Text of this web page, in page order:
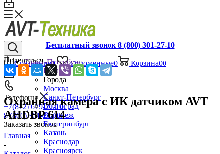
Сравнение0 Отложенные0 Корзина00
Телефоны
+7(812) 679-27-10
8 (800) 301-27-10
Заказать звонок
Бесплатный звонок 8 (800) 301-27-10
Санкт-Петербург
Назад
Города
Москва
Санкт-Петербург
Волгоград
Воронеж
Екатеринбург
Казань
Краснодар
Красноярск
Поделиться
Охранная камера с ИК датчиком AVT
AHDBP 614
Главная
-